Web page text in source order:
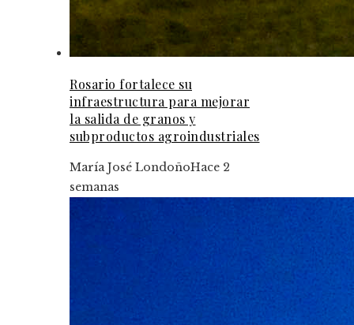
Rosario fortalece su
infraestructura para mejorar
la salida de granos y
subproductos agroindustriales
María José LondoñoHace 2
semanas